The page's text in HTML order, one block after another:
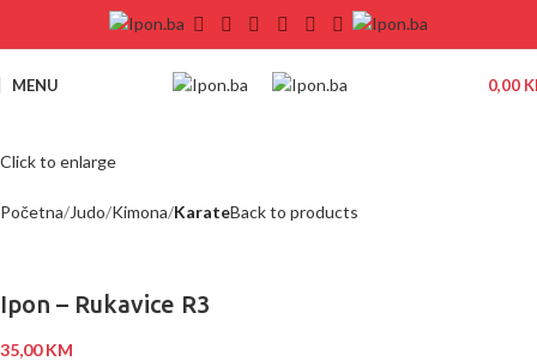
MENU 0,00
Click to enlarge
Početna Judo Kimona KarateBack to products
Ipon – Rukavice R3
35,00KM